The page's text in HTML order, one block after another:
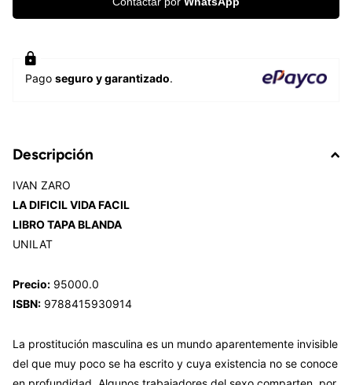
Pago seguro y garantizado.
Descripción
IVAN ZARO
LA DIFICIL VIDA FACIL
LIBRO TAPA BLANDA
UNILAT
Precio: 95000.0
ISBN: 9788415930914
La prostitución masculina es un mundo aparentemente invisible
del que muy poco se ha escrito y cuya existencia no se conoce